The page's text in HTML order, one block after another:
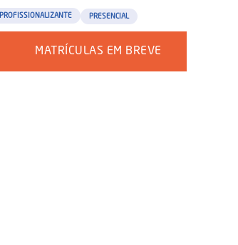
PRESENCIAL
PROFISSIONALIZANTE
MATRÍCULAS EM BREVE